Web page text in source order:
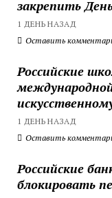
закрепить
1 ДЕНЬ НАЗАД
Оставить
Российские
1 ДЕНЬ НАЗАД
Оставить
Российские
блокировать